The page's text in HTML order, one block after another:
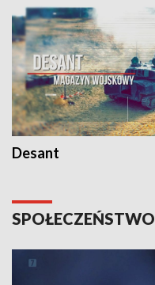
Desant
SPOŁECZEŃSTWO